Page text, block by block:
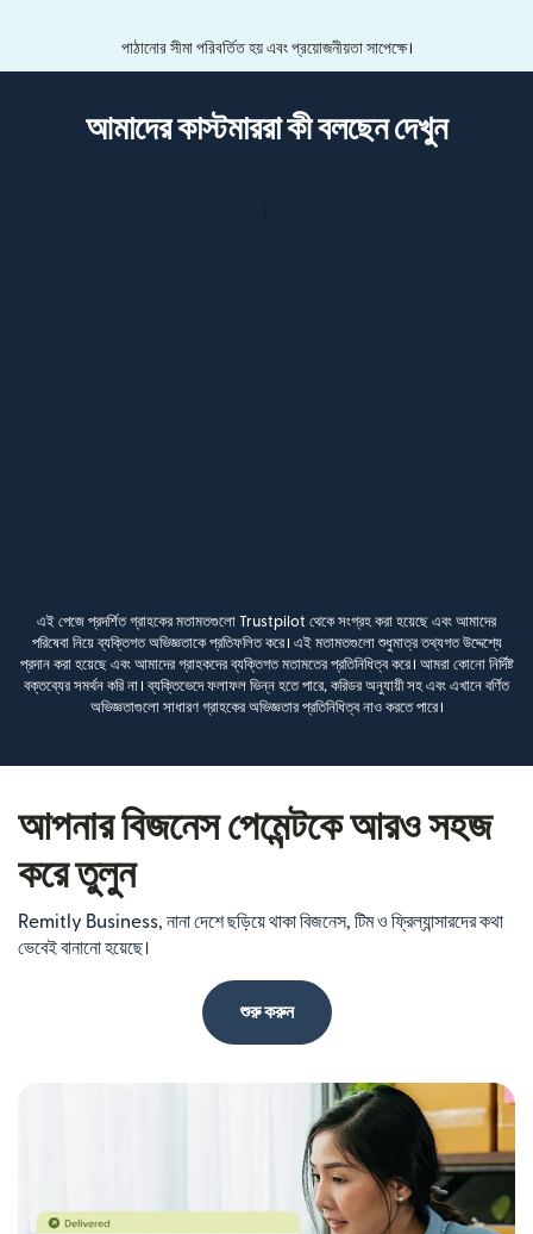
পাঠানোর সীমা পরিবর্তিত হয় এবং প্রয়োজনীয়তা সাপেক্ষে।
আমাদের কাস্টমাররা কী বলছেন দেখুন
এই পেজে প্রদর্শিত গ্রাহকের মতামতগুলো Trustpilot থেকে সংগ্রহ করা হয়েছে এবং আমাদের
পরিষেবা নিয়ে ব্যক্তিগত অভিজ্ঞতাকে প্রতিফলিত করে। এই মতামতগুলো শুধুমাত্র তথ্যগত উদ্দেশ্যে
প্রদান করা হয়েছে এবং আমাদের গ্রাহকদের ব্যক্তিগত মতামতের প্রতিনিধিত্ব করে। আমরা কোনো নির্দিষ্ট
বক্তব্যের সমর্থন করি না। ব্যক্তিভেদে ফলাফল ভিন্ন হতে পারে, করিডর অনুযায়ী সহ এবং এখানে বর্ণিত
অভিজ্ঞতাগুলো সাধারণ গ্রাহকের অভিজ্ঞতার প্রতিনিধিত্ব নাও করতে পারে।
আপনার বিজনেস পেমেন্টকে আরও সহজ
করে তুলুন
Remitly Business, নানা দেশে ছড়িয়ে থাকা বিজনেস, টিম ও ফ্রিল্যান্সারদের কথা
ভেবেই বানানো হয়েছে।
শুরু করুন